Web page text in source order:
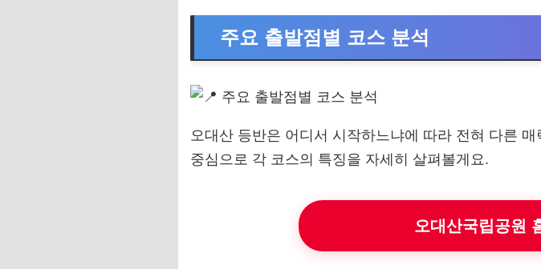
주요 출발점별 코스 분석
오대산 등반은 어디서 시작하느냐에 따라 전혀 다른
중심으로 각 코스의 특징을 자세히 살펴볼게요.
오대산국립공원